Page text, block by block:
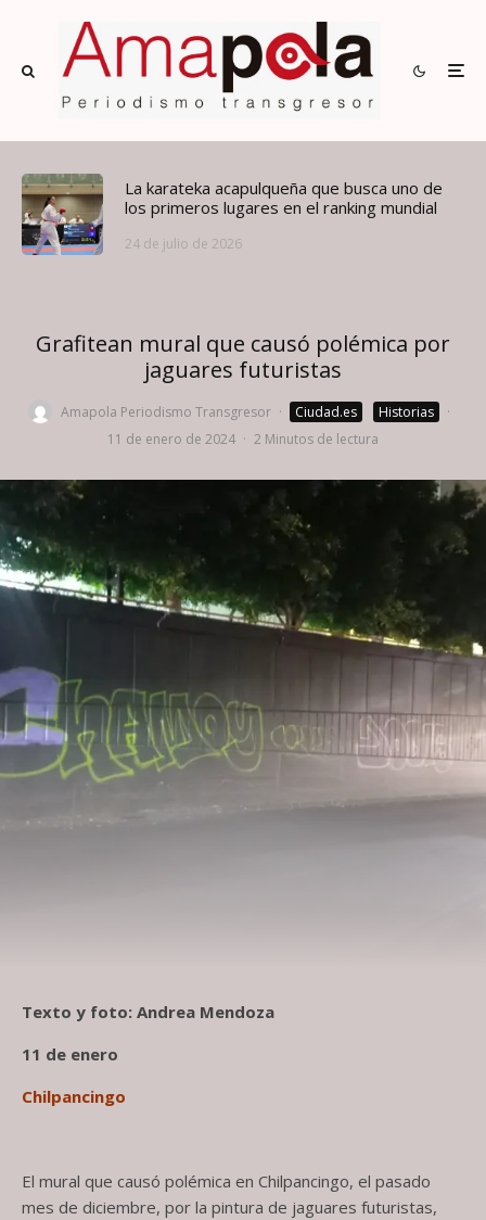
La karateka acapulqueña que busca uno de
los primeros lugares en el ranking mundial
24 de julio de 2026
Grafitean mural que causó polémica por
jaguares futuristas
Amapola Periodismo Transgresor · Ciudad.es Historias
·
11 de enero de 2024 · 2 Minutos de lectura
Texto y foto: Andrea Mendoza
11 de enero
Chilpancingo
El mural que causó polémica en Chilpancingo, el pasado
mes de diciembre, por la pintura de jaguares futuristas,